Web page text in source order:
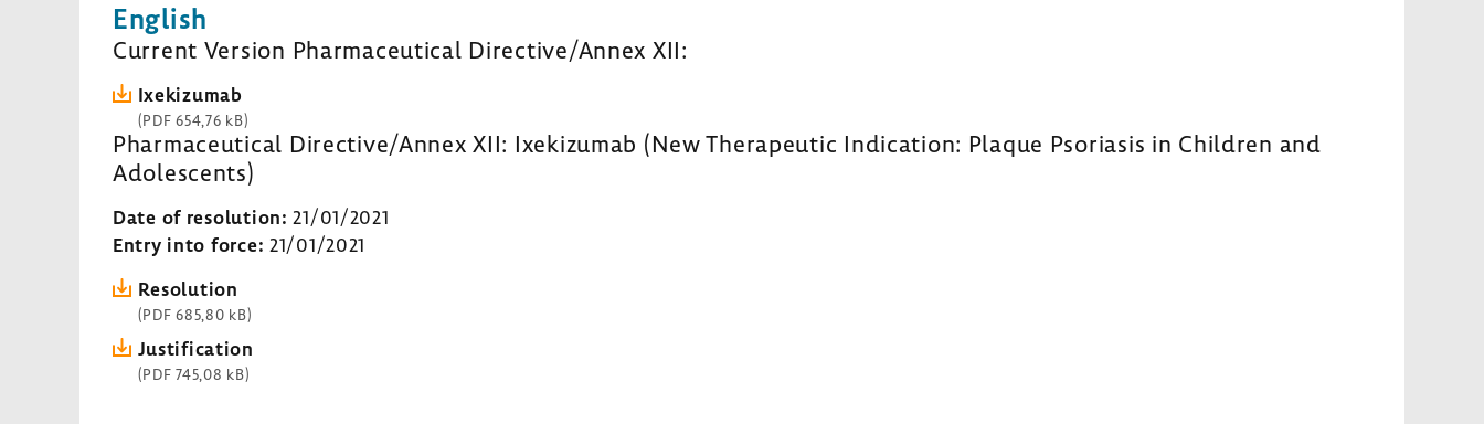
English
Current Version Pharmaceutical Directive/Annex XII:
Ixekizumab
(PDF 654,76 kB)
Pharmaceutical Directive/Annex XII: Ixekizumab (New Therapeutic Indication: Plaque Psoriasis in Children and
Adolescents)
Date of resolution: 21/01/2021
Entry into force: 21/01/2021
Resolution
(PDF 685,80 kB)
Justification
(PDF 745,08 kB)